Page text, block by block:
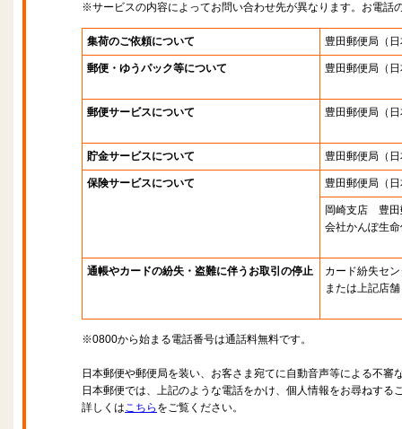
※サービスの内容によってお問い合わせ先が異なります。お電話
集荷のご依頼について 豊田郵便局 （
郵便・ゆうパック等について 豊田郵便局 （
郵便サービスについて 豊田郵便局 （
貯金サービスについて 豊田郵便局 （
保険サービスについて 豊田郵便局 （
岡崎支店 豊田
会社かんぽ生
通帳やカードの紛失・盗難に伴うお取引の停止
カード紛失セ
または上記店舗
※0800から始まる電話番号は通話料無料です。
日本郵便や郵便局を装い、お客さま宛てに自動音声等による不審
日本郵便では、上記のような電話をかけ、個人情報をお尋ねする
詳しくはこちら をご覧ください。